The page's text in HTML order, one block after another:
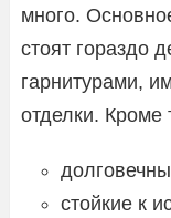
много.
стоят гораздо
гарнитурами,
отделки.
стойкие к